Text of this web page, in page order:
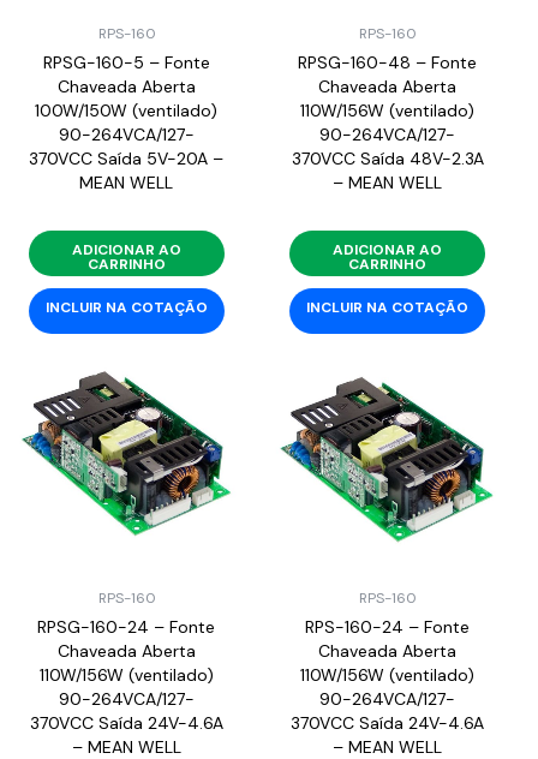
RPS-160
RPSG-160-5 – Fonte
Chaveada Aberta
100W/150W (ventilado)
90-264VCA/127-
370VCC Saída 5V-20A –
MEAN WELL
ADICIONAR AO
CARRINHO
INCLUIR NA COTAÇÃO
RPS-160
RPSG-160-48 – Fonte
Chaveada Aberta
110W/156W (ventilado)
90-264VCA/127-
370VCC Saída 48V-2.3A
– MEAN WELL
ADICIONAR AO
CARRINHO
INCLUIR NA COTAÇÃO
RPS-160
RPSG-160-24 – Fonte
Chaveada Aberta
110W/156W (ventilado)
90-264VCA/127-
370VCC Saída 24V-4.6A
– MEAN WELL
RPS-160
RPS-160-24 – Fonte
Chaveada Aberta
110W/156W (ventilado)
90-264VCA/127-
370VCC Saída 24V-4.6A
– MEAN WELL